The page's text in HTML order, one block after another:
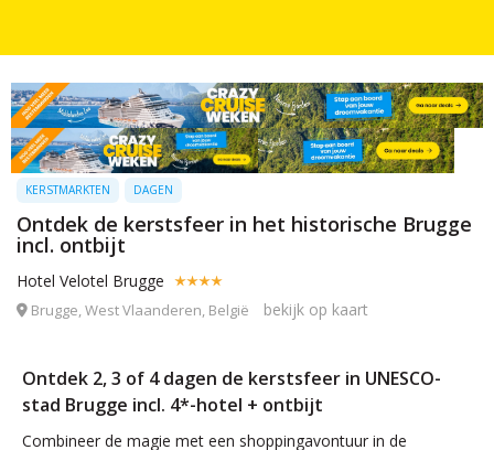
KERSTMARKTEN DAGEN
Ontdek de kerstsfeer in het historische Brugge
incl. ontbijt
Hotel Velotel Brugge
Brugge, West Vlaanderen, België bekijk op kaart
Ontdek 2, 3 of 4 dagen de kerstsfeer in UNESCO-
stad Brugge incl. 4*-hotel + ontbijt
Combineer de magie met een shoppingavontuur in de